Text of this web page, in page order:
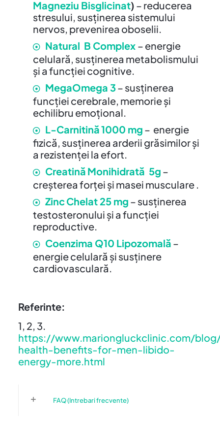
Magneziu Bisglicinat) – reducerea
stresului, susținerea sistemului
nervos, prevenirea oboselii.
Natural B Complex – energie
celulară, susținerea metabolismului
și a funcției cognitive.
MegaOmega 3– susținerea
funcției cerebrale, memorie și
echilibru emoțional.
L-Carnitină1000 mg – energie
fizică, susținerea arderii grăsimilor și
a rezistenței la efort.
Creatină Monihidrată 5g –
creșterea forței și masei musculare .
ZincChelat 25 mg – susținerea
testosteronului și a funcției
reproductive.
Coenzima Q10 Lipozomală –
energie celulară și susținere
cardiovasculară.
Referinte:
1, 2, 3.
https://www.mariongluckclinic.com/
health-benefits-for-men-libido-
energy-more.html
FAQ (Intrebari frecvente)